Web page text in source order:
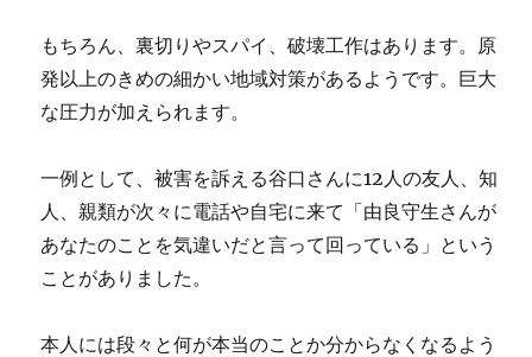
もちろん、裏切りやスパイ、破壊工作はあります。原
発以上のきめの細かい地域対策があるようです。巨大
な圧力が加えられます。
一例として、被害を訴える谷口さんに12人の友人、知
人、親類が次々に電話や自宅に来て「由良守生さんが
あなたのことを気違いだと言って回っている」という
ことがありました。
本人には段々と何が本当のことか分からなくなるよう